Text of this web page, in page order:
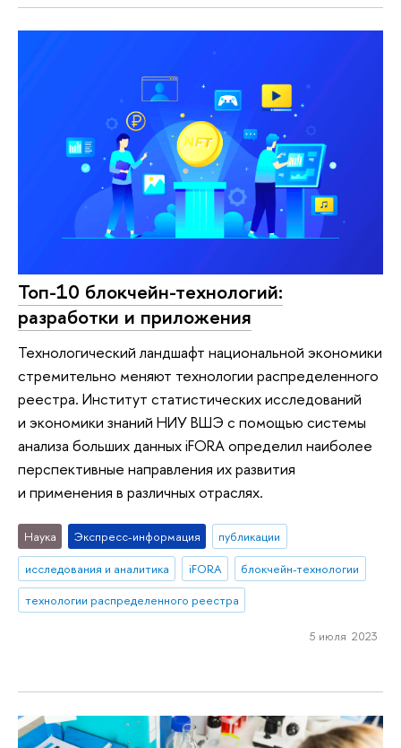
Топ-10 блокчейн-технологий:
разработки и приложения
Технологический ландшафт национальной экономики
стремительно меняют технологии распределенного
реестра. Институт статистических исследований
и экономики знаний НИУ ВШЭ с помощью системы
анализа больших данных iFORA определил наиболее
перспективные направления их развития
и применения в различных отраслях.
Наука Экспресс-информация
публикации
исследования и аналитика
iFORA
блокчейн-технологии
технологии распределенного реестра
5 июля 2023